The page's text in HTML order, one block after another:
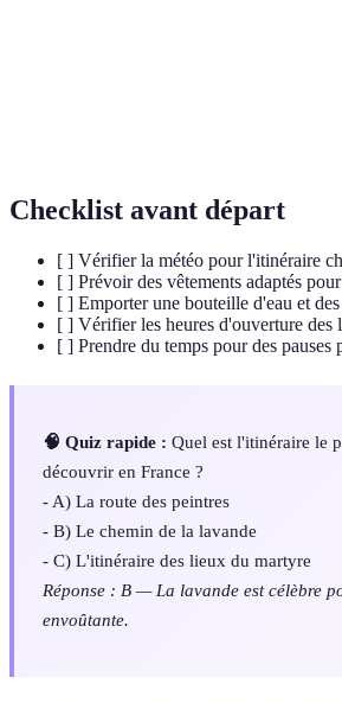
Checklist avant départ
[ ] Vérifier la météo pour l'itinéraire
[ ] Prévoir des vêtements adaptés
[ ] Emporter une bouteille d'eau et
[ ] Vérifier les heures d'ouverture des
[ ] Prendre du temps pour des pauses
🧠 Quiz rapide : Quel est l'itinéraire le
découvrir en France ?
- A) La route des peintres
- B) Le chemin de la lavande
- C) L'itinéraire des lieux du martyre
Réponse : B — La lavande est célèbre
envoûtante.